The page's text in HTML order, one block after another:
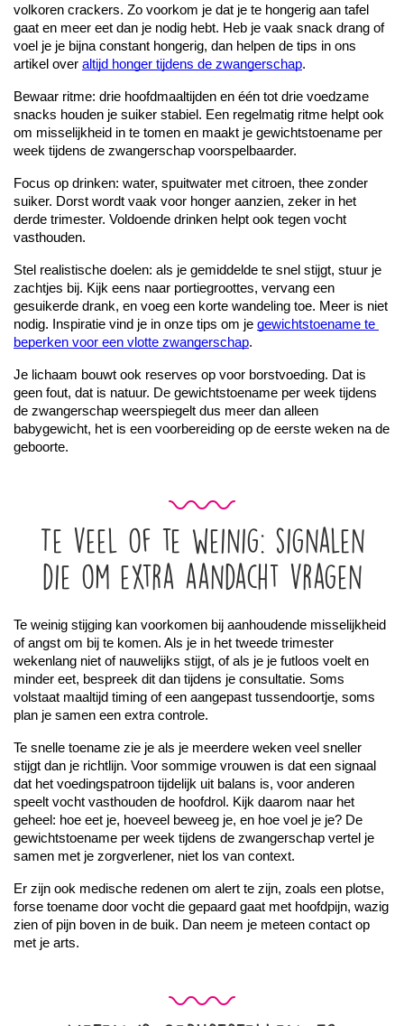
volkoren crackers. Zo voorkom je dat je te hongerig aan tafel
gaat en meer eet dan je nodig hebt. Heb je vaak snack drang of
voel je je bijna constant hongerig, dan helpen de tips in ons
artikel over altijd honger tijdens de zwangerschap.
Bewaar ritme: drie hoofdmaaltijden en één tot drie voedzame
snacks houden je suiker stabiel. Een regelmatig ritme helpt ook
om misselijkheid in te tomen en maakt je gewichtstoename per
week tijdens de zwangerschap voorspelbaarder.
Focus op drinken: water, spuitwater met citroen, thee zonder
suiker. Dorst wordt vaak voor honger aanzien, zeker in het
derde trimester. Voldoende drinken helpt ook tegen vocht
vasthouden.
Stel realistische doelen: als je gemiddelde te snel stijgt, stuur je
zachtjes bij. Kijk eens naar portiegroottes, vervang een
gesuikerde drank, en voeg een korte wandeling toe. Meer is niet
nodig. Inspiratie vind je in onze tips om je gewichtstoename te
beperken voor een vlotte zwangerschap.
Je lichaam bouwt ook reserves op voor borstvoeding. Dat is
geen fout, dat is natuur. De gewichtstoename per week tijdens
de zwangerschap weerspiegelt dus meer dan alleen
babygewicht, het is een voorbereiding op de eerste weken na de
geboorte.
Te veel of te weinig: signalen
die om extra aandacht vragen
Te weinig stijging kan voorkomen bij aanhoudende misselijkheid
of angst om bij te komen. Als je in het tweede trimester
wekenlang niet of nauwelijks stijgt, of als je je futloos voelt en
minder eet, bespreek dit dan tijdens je consultatie. Soms
volstaat maaltijd timing of een aangepast tussendoortje, soms
plan je samen een extra controle.
Te snelle toename zie je als je meerdere weken veel sneller
stijgt dan je richtlijn. Voor sommige vrouwen is dat een signaal
dat het voedingspatroon tijdelijk uit balans is, voor anderen
speelt vocht vasthouden de hoofdrol. Kijk daarom naar het
geheel: hoe eet je, hoeveel beweeg je, en hoe voel je je? De
gewichtstoename per week tijdens de zwangerschap vertel je
samen met je zorgverlener, niet los van context.
Er zijn ook medische redenen om alert te zijn, zoals een plotse,
forse toename door vocht die gepaard gaat met hoofdpijn, wazig
zien of pijn boven in de buik. Dan neem je meteen contact op
met je arts.